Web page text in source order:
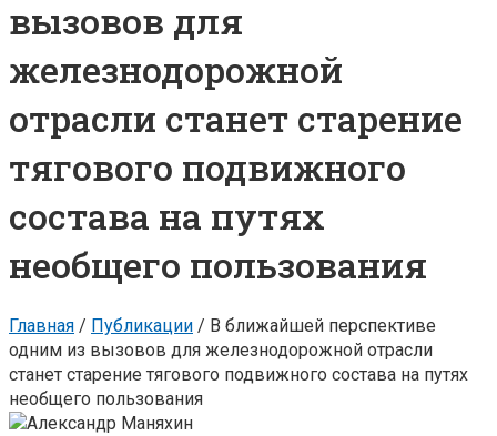
вызовов для
железнодорожной
отрасли станет старение
тягового подвижного
состава на путях
необщего пользования
Главная / Публикации / В ближайшей перспективе
одним из вызовов для железнодорожной отрасли
станет старение тягового подвижного состава на путях
необщего пользования